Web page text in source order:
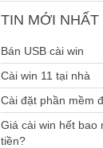
TIN MỚI NHẤT
Bán USB cài win
Cài win 11 tại nhà
Cài đặt phần mềm
Giá cài win hết bao
tiền?